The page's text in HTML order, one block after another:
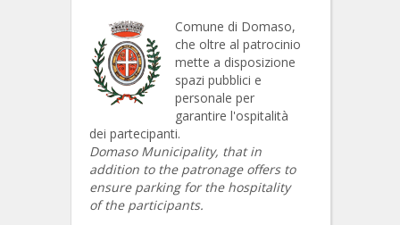
Comune di Domaso,
che oltre al patrocinio
mette a disposizione
spazi pubblici e
personale per
garantire l'ospitalità
dei partecipanti.
Domaso Municipality, that in
addition to the patronage offers to
ensure parking for the hospitality
of the participants.